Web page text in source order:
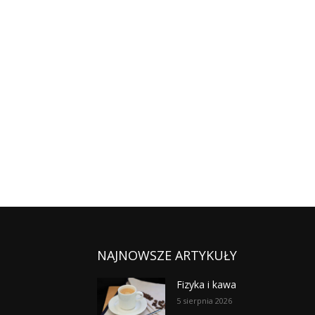
NAJNOWSZE ARTYKUŁY
Fizyka i kawa
5 sierpnia 2026